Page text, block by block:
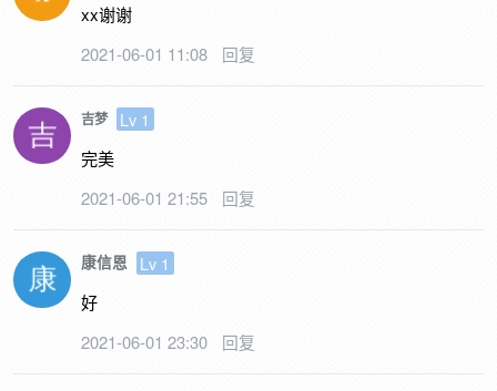
xx谢谢
2021-06-01 11:08
回复
吉梦
Lv 1
完美
2021-06-01 21:55
回复
康信恩
Lv 1
好
2021-06-01 23:30
回复